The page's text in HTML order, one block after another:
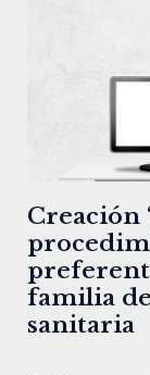
Creación
familia
sanitaria